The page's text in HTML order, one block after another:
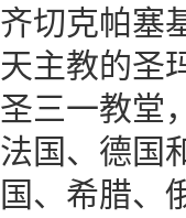
齐切克帕塞
天主教的圣
圣三一教堂
法国、德国
国、希腊、